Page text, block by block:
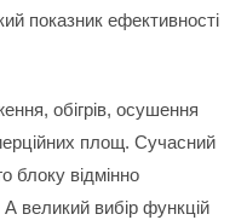
показник ефективності
обігрів, осушення
площ. Сучасний
блоку відмінно
великий вибір функцій